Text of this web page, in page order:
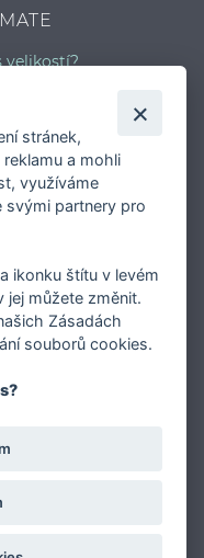
velikostí?
vhodný?
je specialista
Panache,
stránek,
a mohli
využíváme
svými partnery pro
ikonku štítu v levém
můžete změnit.
Zásadách
souborů cookies.